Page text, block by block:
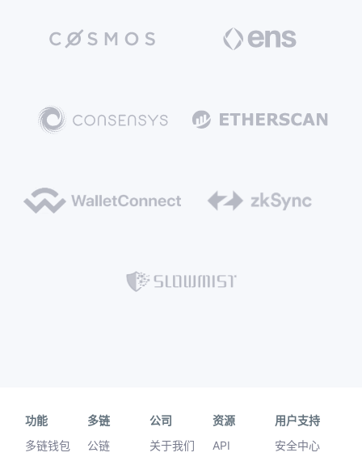
功能
多链钱包
多链
公链
公司
关于我们
资源
API
用户支持
安全中心